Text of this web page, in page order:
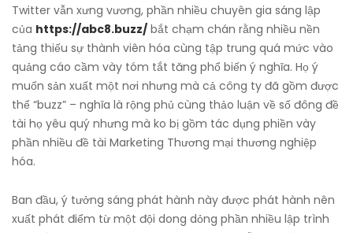
Twitter vẫn xưng vương, phần nhiều chuyên gia sáng lập
của https://abc8.buzz/ bắt chạm chán rằng nhiều nền
tảng thiếu sự thành viên hóa cùng tập trung quá mức vào
quảng cáo cầm vày tóm tắt tăng phổ biến ý nghĩa. Họ ý
muốn sản xuất một nơi nhưng mà cả công ty đã gồm được
thể “buzz” – nghĩa là rộng phủ cùng thảo luận về số đông đề
tài họ yêu quý nhưng mà ko bị gồm tác dụng phiền vày
phần nhiều đề tài Marketing Thương mại thương nghiệp
hóa.
Ban đầu, ý tưởng sáng phát hành này được phát hành nên
xuất phát điểm từ một đội dong dỏng phần nhiều lập trình